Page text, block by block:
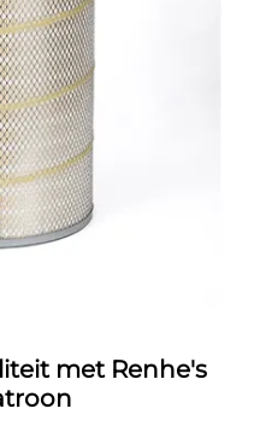
met Renhe's